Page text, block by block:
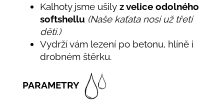
Kalhoty jsme ušily z velice odolného
softshellu (Naše kaťata nosí už třetí
děti.)
Vydrží vám lezení po betonu, hlíně i
drobném štěrku.
PARAMETRY